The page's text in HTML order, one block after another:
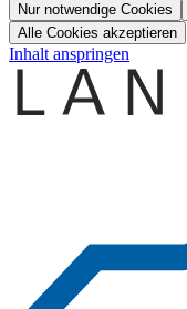
Nur notwendige Cookies
Alle Cookies akzeptieren
Inhalt anspringen